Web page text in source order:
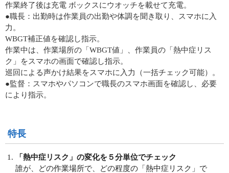
作業終了後は充電 ボックスにウオッチを載せて充電。
●職長：出勤時は作業員の出勤や体調を聞き取り、スマホに入
力。
WBGT補正値を確認し指示。
作業中は、作業場所の「WBGT値」、作業員の「熱中症リス
ク」をスマホの画面で確認し指示。
巡回による声かけ結果をスマホに入力（一括チェック可能）。
●監督：スマホやパソコンで職長のスマホ画面を確認し、必要
により指示。
特長
「熱中症リスク」の変化を５分単位でチェック
誰が、どの作業場所で、どの程度の「熱中症リスク」で